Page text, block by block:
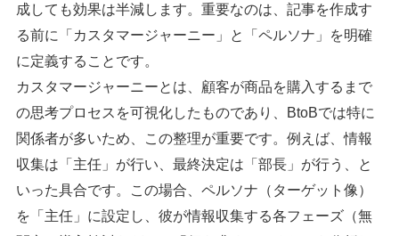
成しても効果は半減します。重要なのは、記事を作成す
る前に「カスタマージャーニー」と「ペルソナ」を明確
に定義することです。
カスタマージャーニーとは、顧客が商品を購入するまで
の思考プロセスを可視化したものであり、BtoBでは特に
関係者が多いため、この整理が重要です。例えば、情報
収集は「主任」が行い、最終決定は「部長」が行う、と
いった具合です。この場合、ペルソナ（ターゲット像）
を「主任」に設定し、彼が情報収集する各フェーズ（無